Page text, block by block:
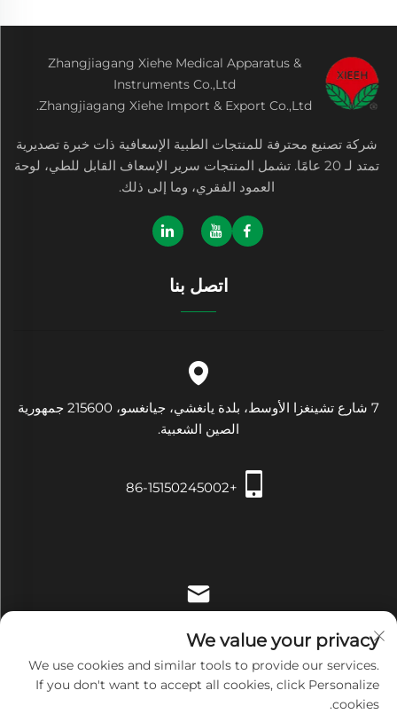
Zhangjiagang Xiehe Medical Apparatus &
Instruments Co.,Ltd
Zhangjiagang Xiehe Import & Export Co.,Ltd.
شركة تصنيع محترفة للمنتجات الطبية الإسعافية ذات خبرة تصديرية
تمتد لـ 20 عامًا. تشمل المنتجات سرير الإسعاف القابل للطي، لوحة
العمود الفقري، وما إلى ذلك.
اتصل بنا
7 شارع تشينغزا الأوسط، بلدة يانغشي، جيانغسو، 215600 جمهورية
الصين الشعبية.
+86-15150245002
We value your privacy
We use cookies and similar tools to provide our services.
If you don't want to accept all cookies, click Personalize
cookies.